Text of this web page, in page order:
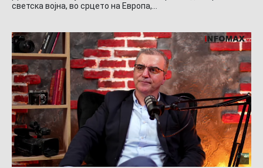
светска војна, во срцето на Европа,…